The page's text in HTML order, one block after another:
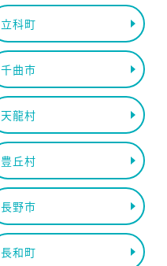
立科町
千曲市
天龍村
豊丘村
長野市
長和町